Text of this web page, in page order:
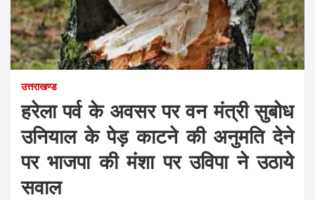
उत्तराखण्ड
हरेला पर्व के अवसर पर वन मंत्री सुबोध
उनियाल के पेड़ काटने की अनुमति देने
पर भाजपा की मंशा पर उविपा ने उठाये
सवाल